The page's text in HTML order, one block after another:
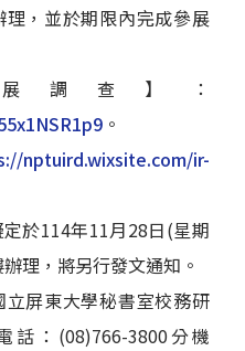
，並於期限內完成參展
調查】：
。
nptuird.wixsite.com/ir-
於114年11月28日(星期
理，將另行發文通知。
屏東大學秘書室校務研
：(08)766-3800分機